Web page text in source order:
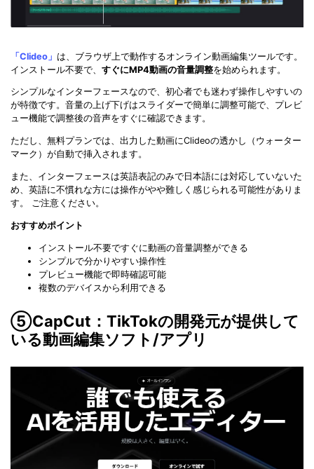
「Clideo」 は、ブラウザ上で動作するオンライン動画編集ツールです。
インストール不要で、 すぐにMP4動画の音量調整を始められます。
シンプルなインターフェースなので、初心者でも迷わず操作しやすいの
が特徴です。音量の上げ下げはスライダーで簡単に調整可能で、プレビ
ュー機能で調整後の音声をすぐに確認できます。
ただし、無料プランでは、出力した動画にClideoの透かし（ウォーター
マーク）が自動で挿入されます。
また、インターフェースは英語表記のみで日本語には対応していないた
め、英語に不慣れな方には操作がやや難しく感じられる可能性がありま
す。 ご注意ください。
おすすめポイント
インストール不要ですぐに動画の音量調整ができる
シンプルで分かりやすい操作性
プレビュー機能で即時確認可能
複数のデバイスから利用できる
⑤CapCut：TikTokの開発元が提供して
いる動画編集ソフト/アプリ